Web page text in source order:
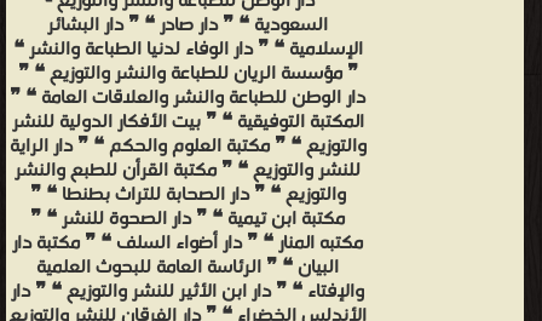
السعودية ❝ ❞ دار صادر ❝ ❞ دار البشائر
الإسلامية ❝ ❞ دار الوفاء لدنيا الطباعة والنشر ❝
❞ مؤسسة الريان للطباعة والنشر والتوزيع ❝ ❞
دار الوطن للطباعة والنشر والعلاقات العامة ❝ ❞
المكتبة التوفيقية ❝ ❞ بيت الأفكار الدولية للنشر
والتوزيع ❝ ❞ مكتبة العلوم والحكم ❝ ❞ دار الراية
للنشر والتوزيع ❝ ❞ مكتبة القرأن للطبع والنشر
والتوزيع ❝ ❞ دار الصحابة للتراث بطنطا ❝ ❞
مكتبة ابن تيمية ❝ ❞ دار الصحوة للنشر ❝ ❞
مكتبه المنار ❝ ❞ دار أضواء السلف ❝ ❞ مكتبة دار
البيان ❝ ❞ الرئاسة العامة للبحوث العلمية
والإفتاء ❝ ❞ دار ابن الأثير للنشر والتوزيع ❝ ❞ دار